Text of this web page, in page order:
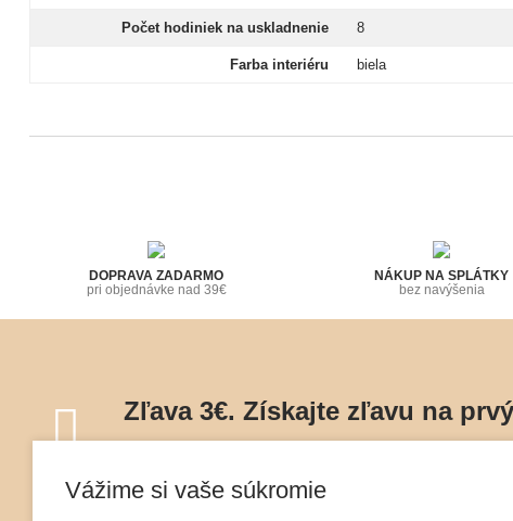
Počet hodiniek na uskladnenie 8
Farba interiéru biela
DOPRAVA ZADARMO
pri objednávke nad 39€
NÁKUP NA SPLÁTKY
bez navýšenia
Zľava 3€. Získajte zľavu na
Vážime si vaše súkromie